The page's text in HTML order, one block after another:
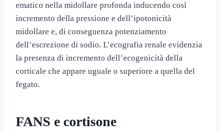
ematico nella midollare profonda inducendo così
incremento della pressione e dell’ipotonicità
midollare e, di conseguenza potenziamento
dell’escrezione di sodio. L’ecografia renale evidenzia
la presenza di incremento dell’ecogenicità della
corticale che appare uguale o superiore a quella del
fegato.
FANS e cortisone